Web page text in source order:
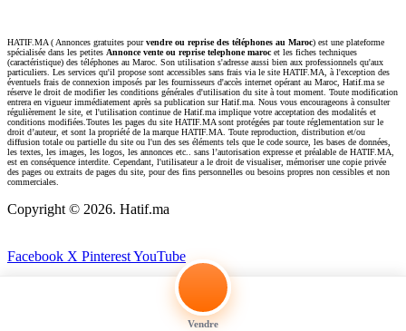
Vendre
HATIF.MA ( Annonces gratuites pourvendre ou reprise des téléphones au Maroc) est une plateforme
spécialisée dans les petites Annonce vente ou reprise telephone maroc et les fiches techniques
(caractéristique) des téléphones au Maroc. Son utilisation s'adresse aussi bien aux professionnels qu'aux
particuliers. Les services qu'il propose sont accessibles sans frais via le site HATIF.MA, à l'exception des
éventuels frais de connexion imposés par les fournisseurs d'accès internet opérant au Maroc, Hatif.ma se
réserve le droit de modifier les conditions générales d'utilisation du site à tout moment. Toute modification
entrera en vigueur immédiatement après sa publication sur Hatif.ma. Nous vous encourageons à consulter
régulièrement le site, et l'utilisation continue de Hatif.ma implique votre acceptation des modalités et
conditions modifiées.Toutes les pages du site HATIF.MA sont protégées par toute réglementation sur le
droit d’auteur, et sont la propriété de la marque HATIF.MA. Toute reproduction, distribution et/ou
diffusion totale ou partielle du site ou l'un des ses éléments tels que le code source, les bases de données,
les textes, les images, les logos, les annonces etc.. sans l’autorisation expresse et préalable de HATIF.MA,
est en conséquence interdite. Cependant, l'utilisateur a le droit de visualiser, mémoriser une copie privée
des pages ou extraits de pages du site, pour des fins personnelles ou besoins propres non cessibles et non
commerciales.
Copyright © 2026. Hatif.ma
Facebook X PinterestYouTube